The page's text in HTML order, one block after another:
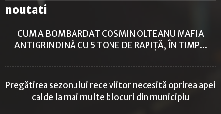
noutati
CUM A BOMBARDAT COSMIN OLTEANU MAFIA
ANTIGRINDINĂ CU 5 TONE DE RAPIȚĂ, ÎN TIMP...
Pregătirea sezonului rece viitor necesită oprirea apei
calde la mai multe blocuri din municipiu